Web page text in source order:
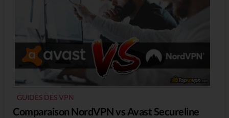
GUIDES DES VPN
Comparaison NordVPN vs Avast Secureline